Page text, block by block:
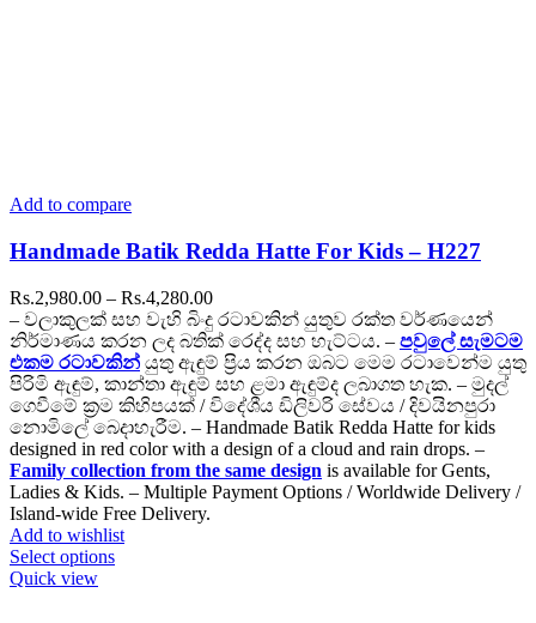
Add to compare
Handmade Batik Redda Hatte For Kids – H227
Rs.2,980.00 – Rs.4,280.00Price
range:
Rs.2,980.00
through
Rs.4,280.00
– වලාකුලක් සහ වැහි බිංදු රටාවකින් යුතුව රක්ත වර්ණයෙන්
නිර්මාණය කරන ලද බතික් රෙද්ද සහ හැට්ටය. – පවුලේ සැමටම
එකම රටාවකින් යුතු ඇඳුම් ප්‍රිය කරන ඔබට මෙම රටාවෙන්ම යුතු
පිරිමි ඇඳුම්, කාන්තා ඇඳුම් සහ ළමා ඇඳුම්ද ලබාගත හැක. – මුදල්
ගෙවීමේ ක්‍රම කිහිපයක් / විදේශීය ඩිලිවරි සේවය / දිවයිනපුරා
නොමිලේ බෙදාහැරීම. – Handmade Batik Redda Hatte for kids
designed in red color with a design of a cloud and rain drops. –
Family collection from the same design is available for Gents,
Ladies & Kids. – Multiple Payment Options / Worldwide Delivery /
Island-wide Free Delivery.
Add to wishlist
Select optionsThis
Quick view